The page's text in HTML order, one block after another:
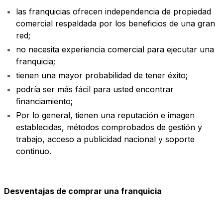
las franquicias ofrecen independencia de propiedad
comercial respaldada por los beneficios de una gran
red;
no necesita experiencia comercial para ejecutar una
franquicia;
tienen una mayor probabilidad de tener éxito;
podría ser más fácil para usted encontrar
financiamiento;
Por lo general, tienen una reputación e imagen
establecidas, métodos comprobados de gestión y
trabajo, acceso a publicidad nacional y soporte
continuo.
Desventajas de comprar una franquicia